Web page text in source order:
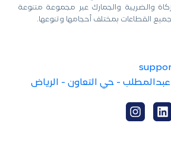
والضريبة والجمارك عبر مجموعة متنوعة
القطاعات بمختلف أحجامها وتنوعها.
- حي التعاون - الرياض